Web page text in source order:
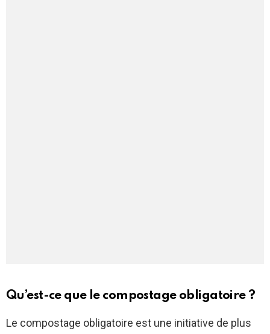
Qu’est-ce que le compostage obligatoire ?
Le compostage obligatoire est une initiative de plus